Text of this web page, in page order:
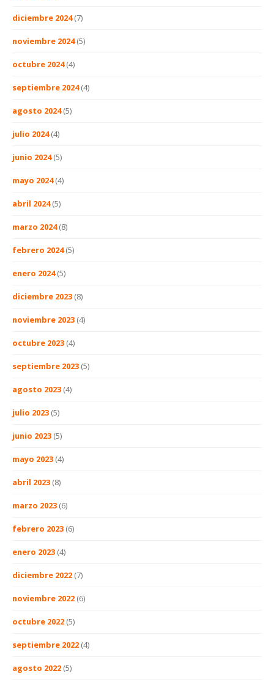
diciembre 2024(7)
noviembre 2024(5)
octubre 2024(4)
septiembre 2024(4)
agosto 2024(5)
julio 2024(4)
junio 2024(5)
mayo 2024(4)
abril 2024(5)
marzo 2024(8)
febrero 2024(5)
enero 2024(5)
diciembre 2023 (8)
noviembre 2023 (4)
octubre 2023 (4)
septiembre 2023 (5)
agosto 2023 (4)
julio 2023 (5)
junio 2023 (5)
mayo 2023 (4)
abril 2023 (8)
marzo 2023 (6)
febrero 2023 (6)
enero 2023 (4)
diciembre 2022 (7)
noviembre 2022 (6)
octubre 2022 (5)
septiembre 2022 (4)
agosto 2022 (5)